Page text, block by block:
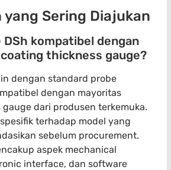
Sering Diajukan
DSh kompatibel dengan
thickness gauge?
dengan standard probe
dengan mayoritas
dari produsen terkemuka.
terhadap model yang
sebelum procurement.
aspek mechanical
interface, dan software